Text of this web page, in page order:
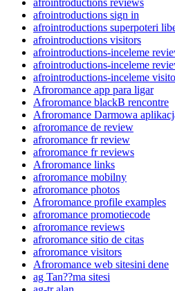
afrointroductions reviews
afrointroductions sign in
afrointroductions superpoteri
afrointroductions visitors
afrointroductions-inceleme
afrointroductions-inceleme
afrointroductions-inceleme
Afroromance app para ligar
Afroromance blackВ rencontre
Afroromance Darmowa
afroromance de review
afroromance fr review
afroromance fr reviews
Afroromance links
afroromance mobilny
afroromance photos
Afroromance profile examples
afroromance promotiecode
afroromance reviews
afroromance sitio de citas
afroromance visitors
Afroromance web sitesini dene
ag Tan??ma sitesi